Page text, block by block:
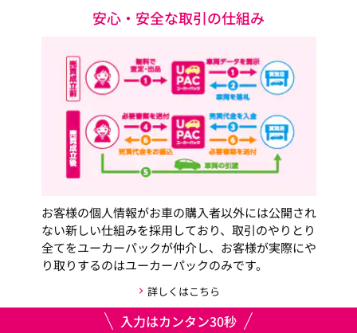
安心・安全な取引の仕組み
お客様の個人情報がお車の購入者以外には公開され
ない新しい仕組みを採用しており、取引のやりとり
全てをユーカーパックが仲介し、お客様が実際にや
り取りするのはユーカーパックのみです。
詳しくはこちら
入力はカンタン30秒